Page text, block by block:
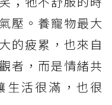
壓。養寵物最大
的疲累，也來自
者，而是情緒共
生活很滿，也很